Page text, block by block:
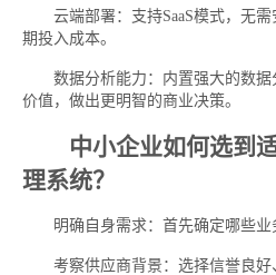
云端部署：支持SaaS模式，无需
期投入成本。
数据分析能力：内置强大的数据
价值，做出更明智的商业决策。
中小企业如何选到适
理系统？
明确自身需求：首先确定哪些业
考察供应商背景：选择信誉良好